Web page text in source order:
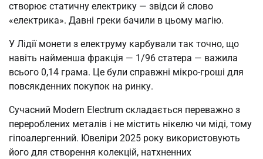
створює статичну електрику — звідси й слово
«електрика». Давні греки бачили в цьому магію.
У Лідії монети з електруму карбували так точно, що
навіть найменша фракція — 1/96 статера — важила
всього 0,14 грама. Це були справжні мікро-гроші для
повсякденних покупок на ринку.
Сучасний Modern Electrum складається переважно з
перероблених металів і не містить нікелю чи міді, тому
гіпоалергенний. Ювеліри 2025 року використовують
його для створення колекцій, натхненних